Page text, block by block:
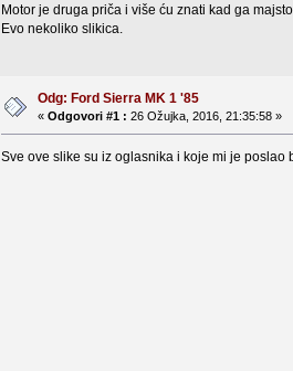
Motor je druga priča i više ću znati kad ga
Evo nekoliko slikica.
Odg: Ford Sierra MK 1 '85
« Odgovori #1 : 26 Ožujka, 2016, 21:35:58 »
Sve ove slike su iz oglasnika i koje mi je poslao